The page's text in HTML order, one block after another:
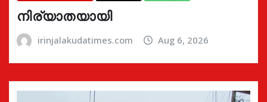
നിര്യാതയായി
irinjalakudatimes.com Aug 6, 2026